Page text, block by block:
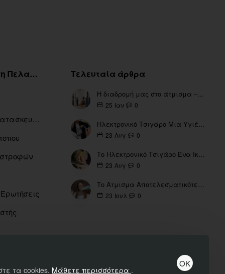
τα cookies. Μάθετε περισσότερα .
ΟΚ
Εξυπηρέτηση Πελατών
Ευρετήριο Κατασκευαστών
Τελευταία άρθρα
Η διαδρομή μας στο άτμισμα – Από τα πρώτα eGo έως τη σύγχρονη εποχή
25 Ιαν 0
Ηλεκτρονικό Τσιγάρο Μια Υγιέστερη Επιλογή
23 Αυγ 0
Το Ηλεκτρονικό Τσιγάρο Ένα Ικανό Εργαλείο για τη Διακοπή του Καπνίσματος
23 Αυγ 0
Το Ατμισμα Αποτελεσματικότερο μέσω για την διακοπή Καπνίσματος
23 Ιουλ 0